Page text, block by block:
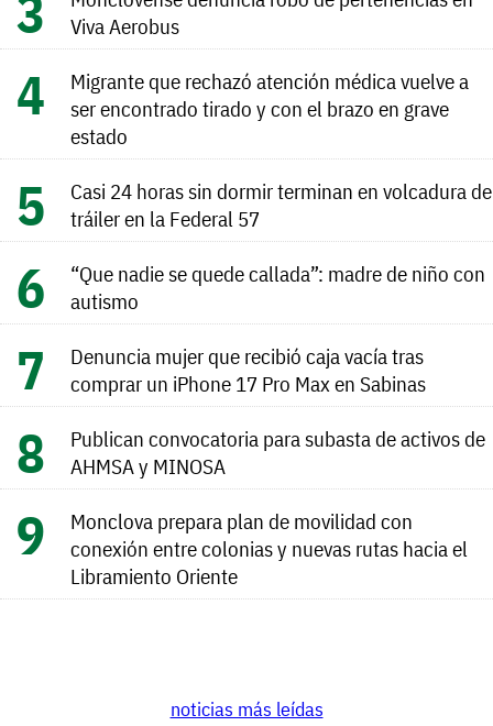
Viva Aerobus
Migrante que rechazó atención médica vuelve a
ser encontrado tirado y con el brazo en grave
estado
Casi 24 horas sin dormir terminan en volcadura de
tráiler en la Federal 57
“Que nadie se quede callada”: madre de niño con
autismo
Denuncia mujer que recibió caja vacía tras
comprar un iPhone 17 Pro Max en Sabinas
Publican convocatoria para subasta de activos de
AHMSA y MINOSA
Monclova prepara plan de movilidad con
conexión entre colonias y nuevas rutas hacia el
Libramiento Oriente
noticias más leídas